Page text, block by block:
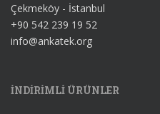
Çekmeköy - İstanbul
+90 542 239 19 52
info@ankatek.org
INDIRIMLI ÜRÜNLER